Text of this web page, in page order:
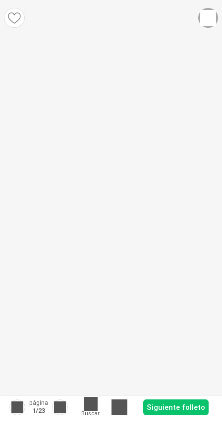
página
1/23 Buscar
Siguiente folleto